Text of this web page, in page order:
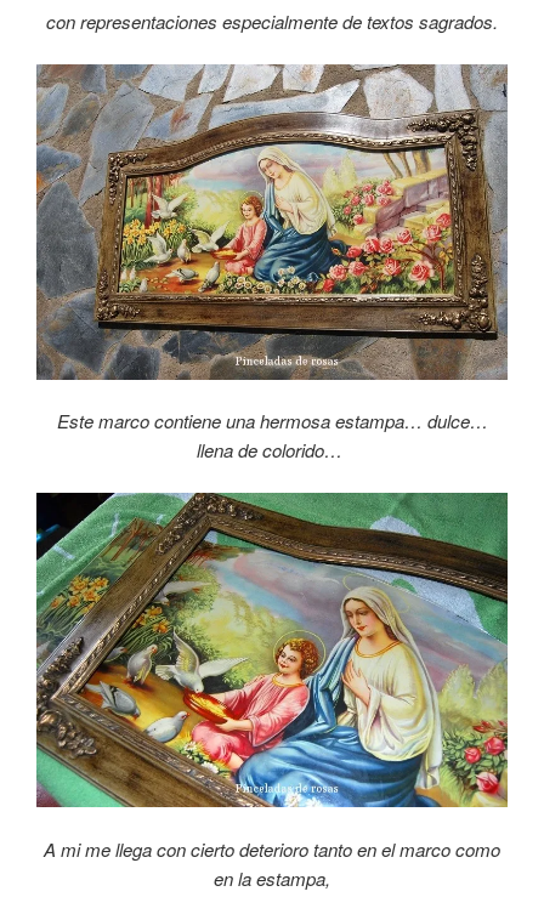
con representaciones especialmente de textos sagrados.
Este marco contiene una hermosa estampa… dulce…
llena de colorido…
A mi me llega con cierto deterioro tanto en el marco como
en la estampa,